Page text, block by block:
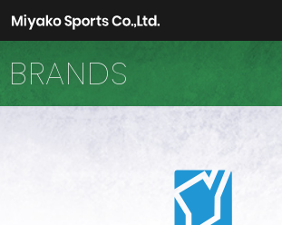
BRANDS